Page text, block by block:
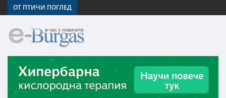
ОТ ПТИЧИ ПОГЛЕД